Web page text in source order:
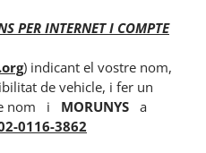
PER INTERNET I COMPTE
) indicant el vostre nom,
de vehicle, i fer un
nom i MORUNYS a
0116-3862